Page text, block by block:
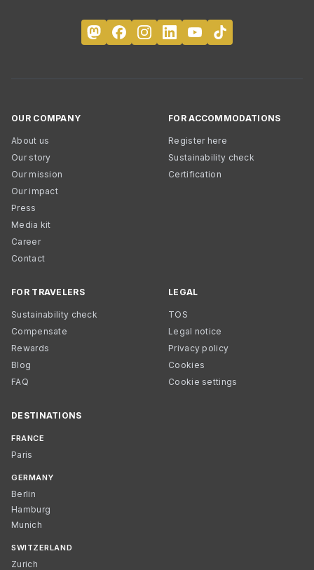
OUR COMPANY
About us
Our story
Our mission
Our impact
Press
Media kit
Career
Contact
FOR ACCOMMODATIONS
Register here
Sustainability check
Certification
FOR TRAVELERS
Sustainability check
Compensate
Rewards
Blog
FAQ
LEGAL
TOS
Legal notice
Privacy policy
Cookies
Cookie settings
DESTINATIONS
FRANCE
Paris
GERMANY
Berlin
Hamburg
Munich
SWITZERLAND
Zurich